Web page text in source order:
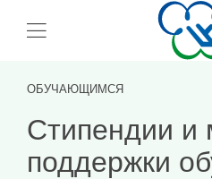
ОБУЧАЮЩИМСЯ
Стипендии и
поддержки